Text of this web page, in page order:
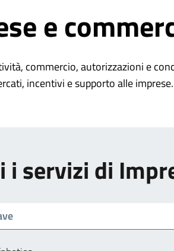
e
commercio, autorizzazioni e
incentivi e supporto alle imprese.
servizi di